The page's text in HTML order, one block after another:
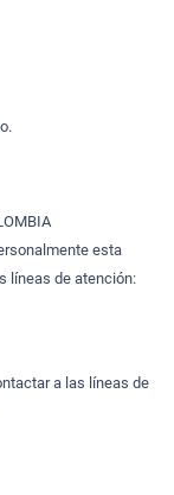
esta
líneas de atención:
a las líneas de